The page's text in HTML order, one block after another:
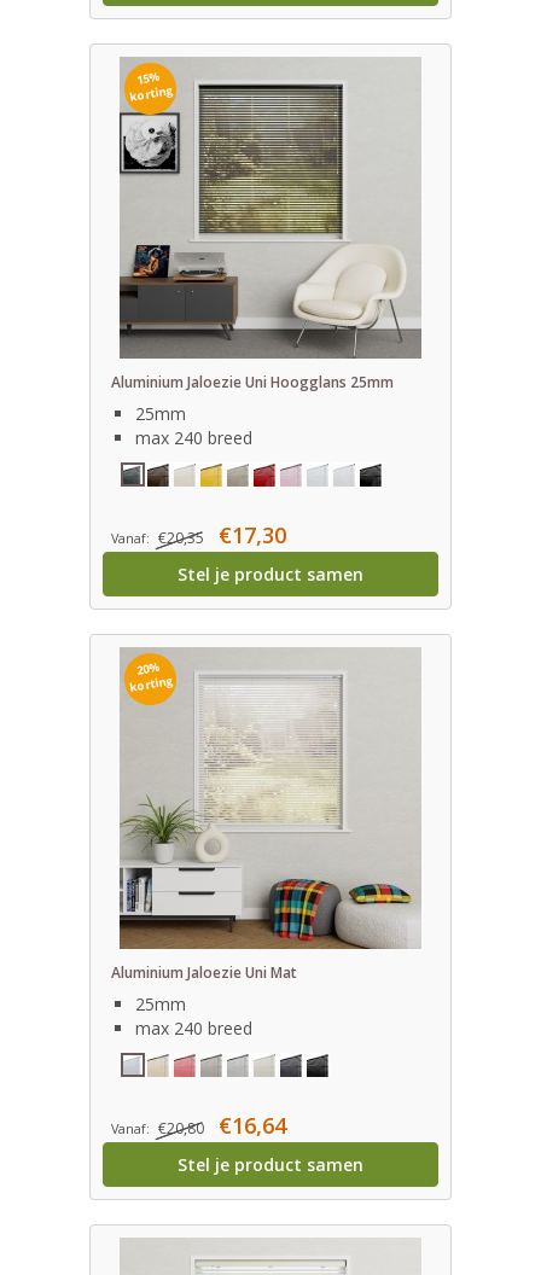
15%
korting
Aluminium Jaloezie Uni Hoogglans 25mm
25mm
max 240 breed
Vanaf: €20,35 €17,30
Stel je product samen
20%
korting
Aluminium Jaloezie Uni Mat
25mm
max 240 breed
Vanaf: €20,80 €16,64
Stel je product samen